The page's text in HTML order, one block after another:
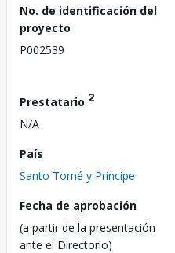
No. de identificación del
proyecto
P002539
Prestatario 2
N/A
País
Santo Tomé y Príncipe
Fecha de aprobación
(a partir de la presentación
ante el Directorio)